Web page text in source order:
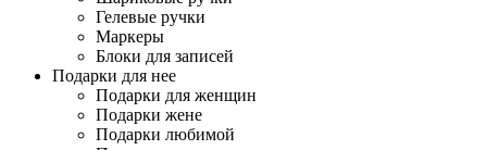
Гелевые ручки
Маркеры
Блоки для записей
Подарки для нее
Подарки для женщин
Подарки жене
Подарки любимой